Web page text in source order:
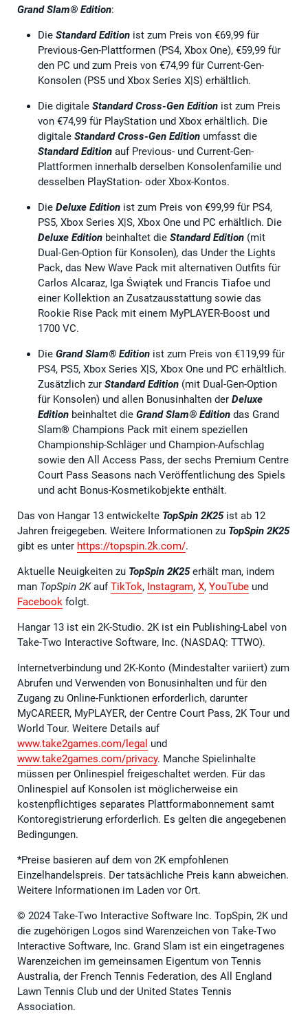
Grand Slam® Edition:
Die Standard Edition ist zum Preis von €69,99 für
Previous-Gen-Plattformen (PS4, Xbox One), €59,99 für
den PC und zum Preis von €74,99 für Current-Gen-
Konsolen (PS5 und Xbox Series X|S) erhältlich.
Die digitale Standard Cross-Gen Edition ist zum Preis
von €74,99 für PlayStation und Xbox erhältlich. Die
digitale Standard Cross-Gen Edition umfasst die
Standard Edition auf Previous- und Current-Gen-
Plattformen innerhalb derselben Konsolenfamilie und
desselben PlayStation- oder Xbox-Kontos.
Die Deluxe Edition ist zum Preis von €99,99 für PS4,
PS5, Xbox Series X|S, Xbox One und PC erhältlich. Die
Deluxe Edition beinhaltet die Standard Edition (mit
Dual-Gen-Option für Konsolen), das Under the Lights
Pack, das New Wave Pack mit alternativen Outfits für
Carlos Alcaraz, Iga Świątek und Francis Tiafoe und
einer Kollektion an Zusatzausstattung sowie das
Rookie Rise Pack mit einem MyPLAYER-Boost und
1700 VC.
Die Grand Slam® Edition ist zum Preis von €119,99 für
PS4, PS5, Xbox Series X|S, Xbox One und PC erhältlich.
Zusätzlich zur Standard Edition (mit Dual-Gen-Option
für Konsolen) und allen Bonusinhalten der Deluxe
Edition beinhaltet die Grand Slam® Edition das Grand
Slam® Champions Pack mit einem speziellen
Championship-Schläger und Champion-Aufschlag
sowie den All Access Pass, der sechs Premium Centre
Court Pass Seasons nach Veröffentlichung des Spiels
und acht Bonus-Kosmetikobjekte enthält.
Das von Hangar 13 entwickelte TopSpin 2K25ist ab 12
Jahren freigegeben. Weitere Informationen zu TopSpin 2K25
gibt es unter https://topspin.2k.com/.
Aktuelle Neuigkeiten zu TopSpin 2K25erhält man, indem
man TopSpin 2KaufTikTok, Instagram, X, YouTube und
Facebook folgt.
Hangar 13 ist ein 2K-Studio. 2K ist ein Publishing-Label von
Take-Two Interactive Software, Inc. (NASDAQ: TTWO).
Internetverbindung und 2K-Konto (Mindestalter variiert) zum
Abrufen und Verwenden von Bonusinhalten und für den
Zugang zu Online-Funktionen erforderlich, darunter
MyCAREER, MyPLAYER, der Centre Court Pass, 2K Tour und
World Tour. Weitere Details auf
www.take2games.com/legal und
www.take2games.com/privacy. Manche Spielinhalte
müssen per Onlinespiel freigeschaltet werden. Für das
Onlinespiel auf Konsolen ist möglicherweise ein
kostenpflichtiges separates Plattformabonnement samt
Kontoregistrierung erforderlich. Es gelten die angegebenen
Bedingungen.
*Preise basieren auf dem von 2K empfohlenen
Einzelhandelspreis. Der tatsächliche Preis kann abweichen.
Weitere Informationen im Laden vor Ort.
© 2024 Take-Two Interactive Software Inc. TopSpin, 2K und
die zugehörigen Logos sind Warenzeichen von Take-Two
Interactive Software, Inc. Grand Slam ist ein eingetragenes
Warenzeichen im gemeinsamen Eigentum von Tennis
Australia, der French Tennis Federation, des All England
Lawn Tennis Club und der United States Tennis
Association.